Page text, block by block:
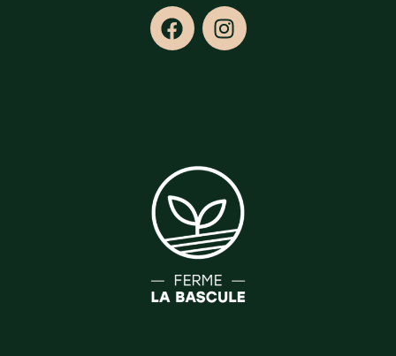
F
a
c
k
I
n
s
a
m